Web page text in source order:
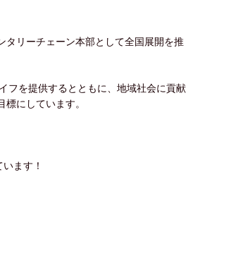
タリーチェーン本部として全国展開を推
フを提供するとともに、地域社会に貢献
にしています。
ます！